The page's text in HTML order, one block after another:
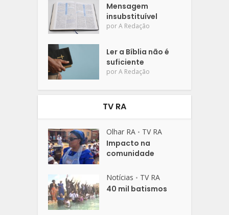
Mensagem
insubstituível
porA Redação
Ler a Bíblia não é
suficiente
porA Redação
TV RA
Olhar RA • TV RA
Impacto na
comunidade
Notícias • TV RA
40 mil batismos